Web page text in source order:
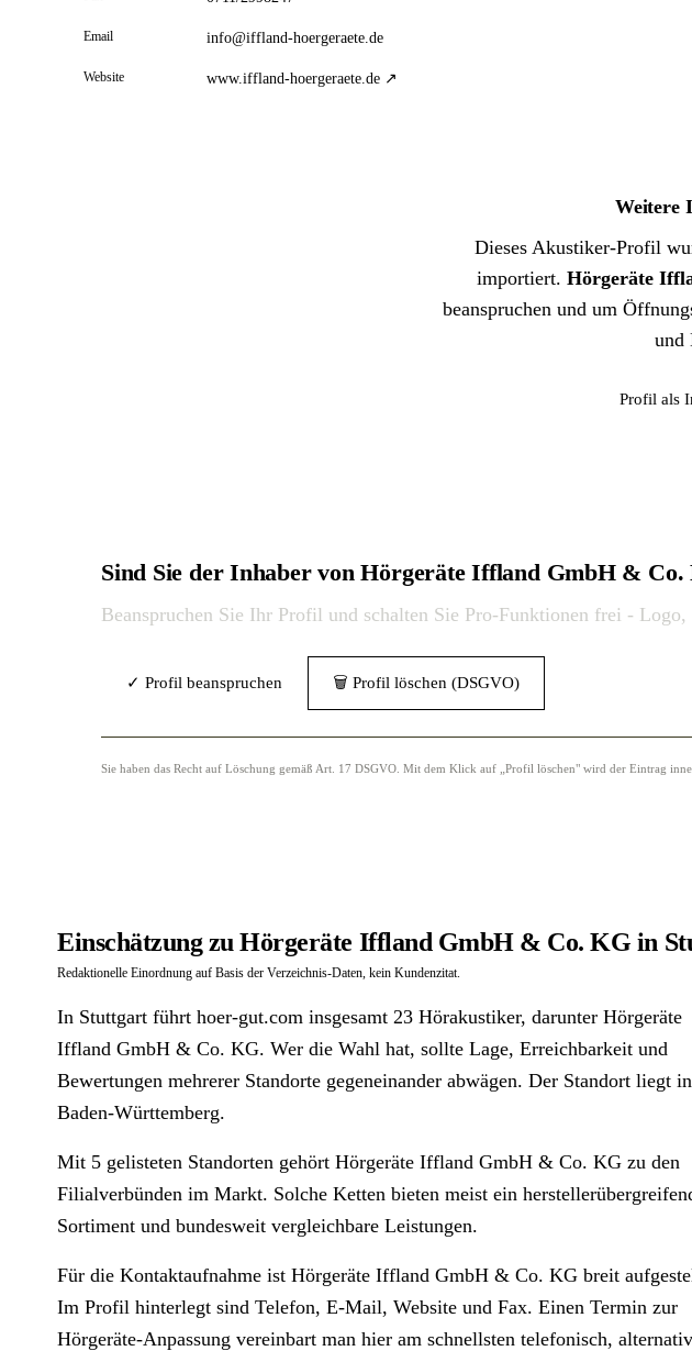
Email info@iffland-hoergeraete.de
Website www.iffland-hoergeraete.de ↗
Weitere
Dieses Akustiker-Profil
importiert. Hörgeräte
beanspruchen und um
und
Profil als
Sind Sie der Inhaber von Hörgeräte Iffland GmbH & Co.
Beanspruchen Sie Ihr Profil und schalten Sie Pro-Funktionen frei -
✓ Profil beanspruchen 🗑 Profil löschen (DSGVO)
Sie haben das Recht auf Löschung gemäß Art. 17 DSGVO. Mit dem Klick auf „Profil löschen" wird der Eintrag
Einschätzung zu Hörgeräte Iffland GmbH & Co. KG in
Redaktionelle Einordnung auf Basis der Verzeichnis-Daten, kein Kundenzitat.
In Stuttgart führt hoer-gut.com insgesamt 23 Hörakustiker, darunter Hörgeräte
Iffland GmbH & Co. KG. Wer die Wahl hat, sollte Lage, Erreichbarkeit und
Bewertungen mehrerer Standorte gegeneinander abwägen. Der Standort liegt in
Baden-Württemberg.
Mit 5 gelisteten Standorten gehört Hörgeräte Iffland GmbH & Co. KG zu den
Filialverbünden im Markt. Solche Ketten bieten meist ein
Sortiment und bundesweit vergleichbare Leistungen.
Für die Kontaktaufnahme ist Hörgeräte Iffland GmbH & Co. KG breit
Im Profil hinterlegt sind Telefon, E-Mail, Website und Fax. Einen Termin zur
Hörgeräte-Anpassung vereinbart man hier am schnellsten telefonisch,